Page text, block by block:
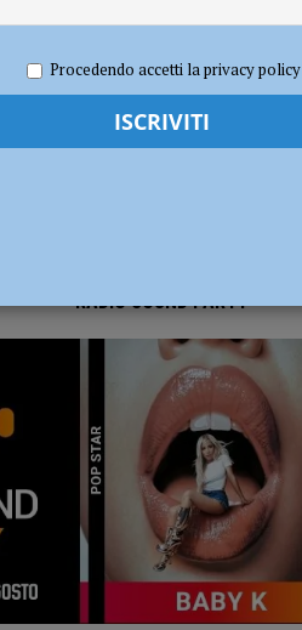
rendere le strade più sicure ATTUALITÀ
RADIO SOUND PARTY
Procedendo accetti la privacy policy